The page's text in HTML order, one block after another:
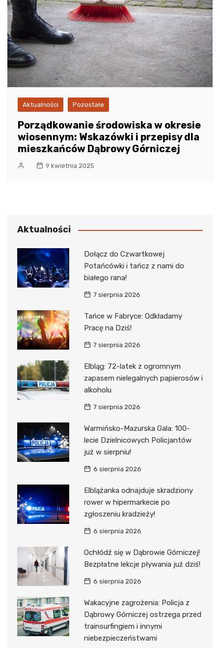
Aktualności Pozostałe
Porządkowanie środowiska w okresie
wiosennym: Wskazówki i przepisy dla
mieszkańców Dąbrowy Górniczej
9 kwietnia 2025
Aktualności
Dołącz do Czwartkowej
Potańcówki i tańcz z nami do
białego rana!
7 sierpnia 2026
Tańce w Fabryce: Odkładamy
Pracę na Dziś!
7 sierpnia 2026
Elbląg: 72-latek z ogromnym
zapasem nielegalnych papierosów i
alkoholu
7 sierpnia 2026
Warmińsko-Mazurska Gala: 100-
lecie Dzielnicowych Policjantów
już w sierpniu!
6 sierpnia 2026
Elblążanka odnajduje skradziony
rower w hipermarkecie po
zgłoszeniu kradzieży!
6 sierpnia 2026
Ochłódź się w Dąbrowie Górniczej!
Bezpłatne lekcje pływania już dziś!
6 sierpnia 2026
Wakacyjne zagrożenia: Policja z
Dąbrowy Górniczej ostrzega przed
trainsurfingiem i innymi
niebezpieczeństwami